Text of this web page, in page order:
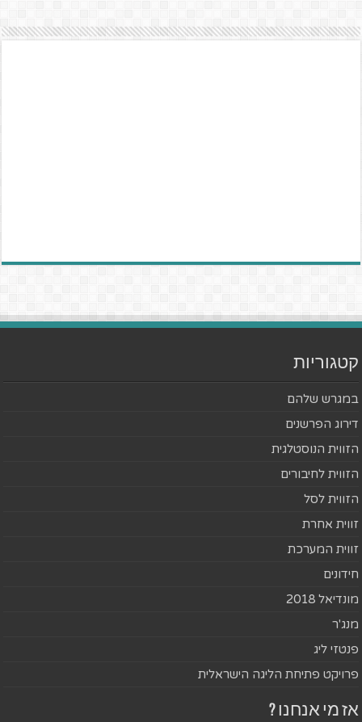
קטגוריות
במגרש שלהם
דירוג הפרשנים
הזווית הנוסטלגית
הזווית לחיבורים
הזווית לסל
זווית אחרת
זווית המערכת
חידונים
מונדיאל 2018
מנג'ר
פנטזי ליג
פרויקט פתיחת הליגה הישראלית
אז מי אנחנו ?